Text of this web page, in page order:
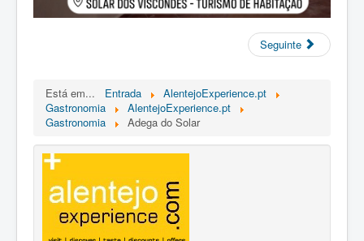
Seguinte
Está em... Entrada
AlentejoExperience.pt
Gastronomia
AlentejoExperience.pt
Gastronomia
Adega do Solar